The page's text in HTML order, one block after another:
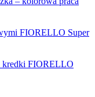
kredki FIORELLO